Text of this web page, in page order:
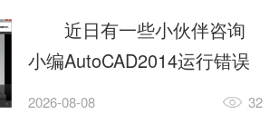
用图案填充的内容，还有不
清楚小伙伴和小编一起去学
习一下吧。1.打开
AutoCAD2014这款软件，进
近日有一些小伙伴咨询
小编AutoCAD2014运行错误
怎么办?下面就为大家带来了
2026-08-08 32